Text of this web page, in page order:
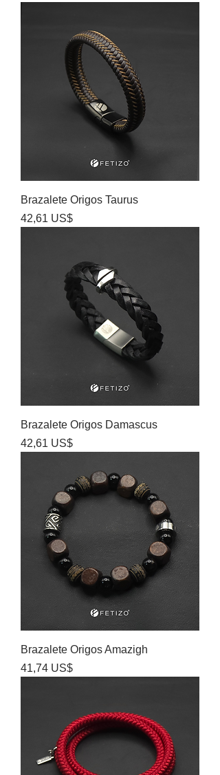
Brazalete Origos Taurus
Precio
42,61 US$
Brazalete Origos Damascus
Precio
42,61 US$
Brazalete Origos Amazigh
Precio
41,74 US$